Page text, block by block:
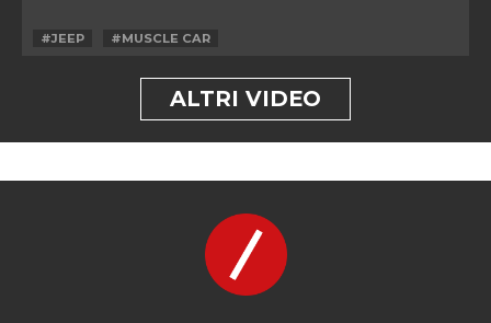
#JEEP #MUSCLE CAR
ALTRI VIDEO